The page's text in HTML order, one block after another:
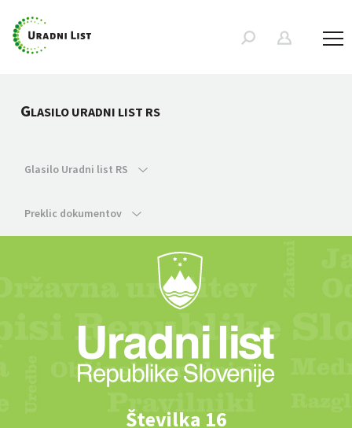
GLASILO URADNI LIST RS
Glasilo Uradni list RS
Preklic dokumentov
Številka 16